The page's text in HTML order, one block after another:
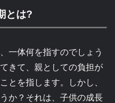
とは?
一体何を指すのでしょう
きて、親としての負担が
とを指します。しかし、
か？それは、子供の成長